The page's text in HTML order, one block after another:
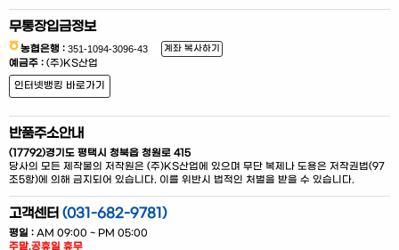
무통장입금정보
농협은행 : 계좌 복사하기
예금주 : (주)KS산업
인터넷뱅킹 바로가기
반품주소안내
(17792)경기도 평택시 청북읍 청원로 415
당사의 모든 제작물의 저작원은 (주)KS산업에 있으며 무단 복제나 도용은 저작권법(97
조5항)에 의해 금지되어 있습니다. 이를 위반시 법적인 처벌을 받을 수 있습니다.
고객센터 (031-682-9781)
평일 : AM 09:00 ~ PM 05:00
주말,공휴일 휴무